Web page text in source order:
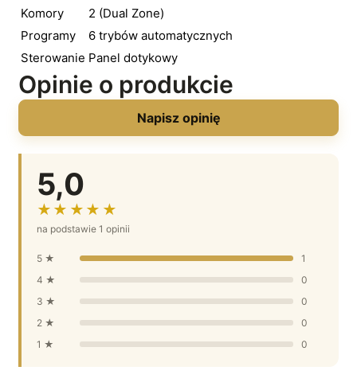
Komory
2 (Dual Zone)
Programy
6 trybów automatycznych
Sterowanie Panel dotykowy
Opinie o produkcie
Napisz opinię
5,0
★★★★★
na podstawie 1 opinii
5 ★
1
4 ★
0
3 ★
0
2 ★
0
1 ★
0